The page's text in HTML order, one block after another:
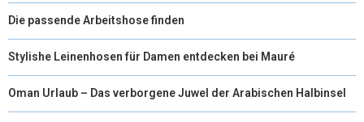
Die passende Arbeitshose finden
Stylishe Leinenhosen für Damen entdecken bei Mauré
Oman Urlaub – Das verborgene Juwel der Arabischen Halbinsel